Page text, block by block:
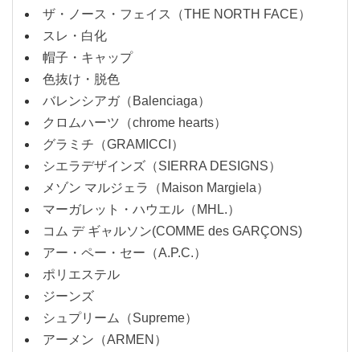
ザ・ノース・フェイス（THE NORTH FACE）
スレ・白化
帽子・キャップ
色抜け・脱色
バレンシアガ（Balenciaga）
クロムハーツ（chrome hearts）
グラミチ（GRAMICCI）
シエラデザインズ（SIERRA DESIGNS）
メゾン マルジェラ（Maison Margiela）
マーガレット・ハウエル（MHL.）
コム デ ギャルソン(COMME des GARÇONS)
アー・ペー・セー（A.P.C.）
ポリエステル
ジーンズ
シュプリーム（Supreme）
アーメン（ARMEN）